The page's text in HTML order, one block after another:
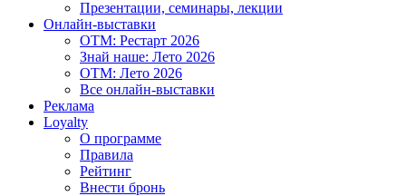
Презентации, семинары, лекции
Онлайн-выставки
OTM: Рестарт 2026
Знай наше: Лето 2026
OTM: Лето 2026
Все онлайн-выставки
Реклама
Loyalty
О программе
Правила
Рейтинг
Внести бронь